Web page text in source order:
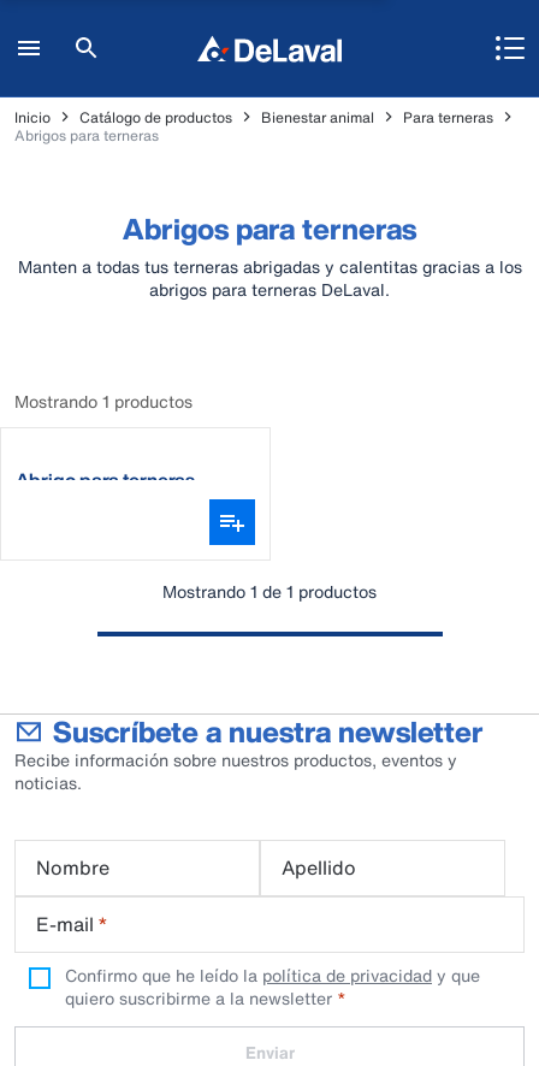
Inicio Catálogo de productos Bienestar animal
Para terneras
Abrigos para terneras
Abrigos para terneras
Manten a todas tus terneras abrigadas y calentitas gracias a los
abrigos para terneras DeLaval.
Mostrando 1 productos
Abrigo para terneras
Mostrando 1 de 1 productos
Suscríbete a nuestra newsletter
Recibe información sobre nuestros productos, eventos y
noticias.
Nombre
Apellido
E-mail *
Confirmo que he leído la política de privacidady que
quiero suscribirme a la newsletter
Enviar